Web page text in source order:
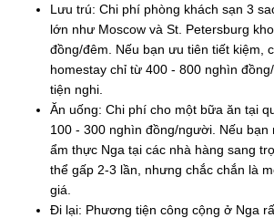
Lưu trú: Chi phí phòng khách sạn 3
lớn như Moscow và St. Petersburg
đồng/đêm. Nếu bạn ưu tiên tiết kiệm,
homestay chỉ từ 400 - 800 nghìn
tiện nghi.
Ăn uống: Chi phí cho một bữa ăn tại
100 - 300 nghìn đồng/người. Nếu bạn
ẩm thực Nga tại các nhà hàng sang
thể gấp 2-3 lần, nhưng chắc chắn là
giá.
Đi lại: Phương tiện công cộng ở Nga